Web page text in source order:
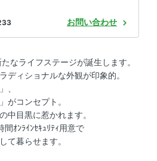
お問い合わせ
なライフステージが誕生します。
ディショナルな外観が印象的。
、
がコンセプト。
中目黒に惹かれます。
間ｵﾝﾗｲﾝｾｷｭﾘﾃｨ用意で
て暮らせます。